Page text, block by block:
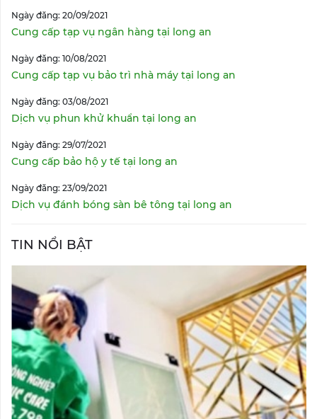
Ngày đăng: 20/09/2021
Cung cấp tạp vụ ngân hàng tại long an
Ngày đăng: 10/08/2021
Cung cấp tạp vụ bảo trì nhà máy tại long an
Ngày đăng: 03/08/2021
Dịch vụ phun khử khuẩn tại long an
Ngày đăng: 29/07/2021
Cung cấp bảo hộ y tế tại long an
Ngày đăng: 23/09/2021
Dịch vụ đánh bóng sàn bê tông tại long an
TIN NỔI BẬT